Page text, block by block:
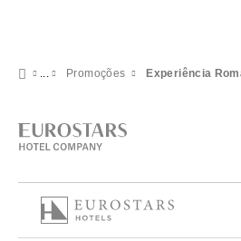
Promoções Experiência